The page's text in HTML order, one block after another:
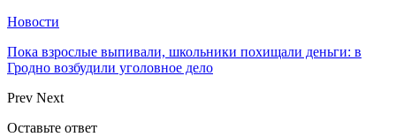
Новости
Пока взрослые выпивали, школьники похищали деньги: в
Гродно возбудили уголовное дело
Prev Next
Оставьте ответ